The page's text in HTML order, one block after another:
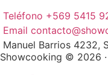
Teléfono +569 5415
Email
Manuel Barrios 4232,
Showcooking © 2026